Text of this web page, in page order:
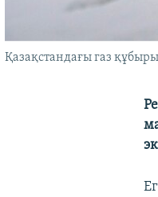
Қазақстандағы газ